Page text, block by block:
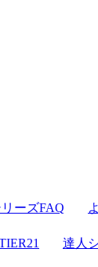
ーズFAQ
達人